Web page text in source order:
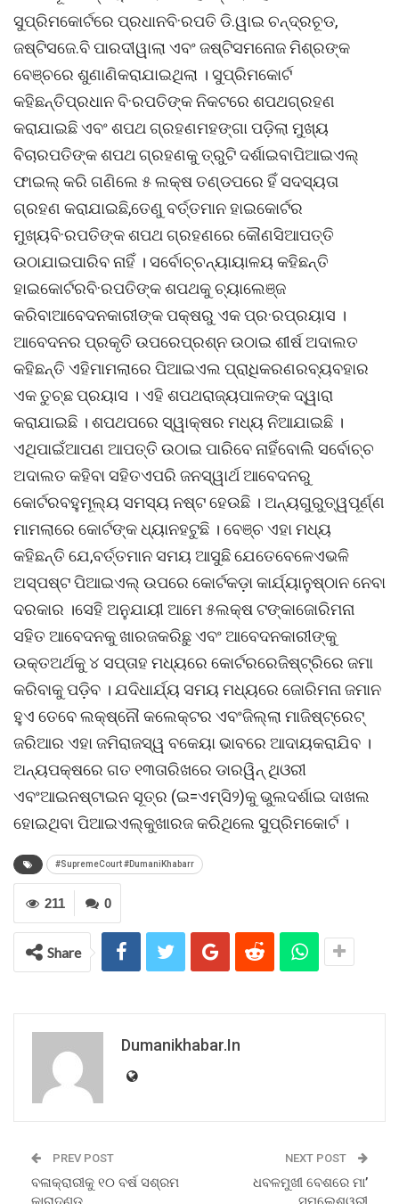
ସୁପ୍ରିମକୋର୍ଟରେ ପ୍ରଧାନବି·ରପତି ଡି.ୱାଇ ଚନ୍ଦ୍ରଚୂଡ,
ଜଷ୍ଟିସଜେ.ବି ପାରଦୀୱାଲା ଏବଂ ଜଷ୍ଟିସମନୋଜ ମିଶ୍ରଙ୍କ
ବେଞ୍ଚରେ ଶୁଣାଣିକରାଯାଇଥିଲା । ସୁପ୍ରିମକୋର୍ଟ
କହିଛନ୍ତିପ୍ରଧାନ ବି·ରପତିଙ୍କ ନିକଟରେ ଶପଥଗ୍ରହଣ
କରାଯାଇଛି ଏବଂ ଶପଥ ଗ୍ରହଣମହଙ୍ଗା ପଡ଼ିଲା ମୁଖ୍ୟ
ବିଚାରପତିଙ୍କ ଶପଥ ଗ୍ରହଣକୁ ତ୍ରୁଟି ଦର୍ଶାଇବାପିଆଇଏଲ୍
ଫାଇଲ୍ କରି ଗଣିଲେ ୫ ଲକ୍ଷ ତଣ୍ଡପରେ ହିଁ ସଦସ୍ୟତା
ଗ୍ରହଣ କରାଯାଇଛି,ତେଣୁ ବର୍ତ୍ତମାନ ହାଇକୋର୍ଟର
ମୁଖ୍ୟବି·ରପତିଙ୍କ ଶପଥ ଗ୍ରହଣରେ କୌଣସିଆପତ୍ତି
ଉଠାଯାଇପାରିବ ନାହିଁ । ସର୍ବୋଚ୍ଚନ୍ୟାୟାଳୟ କହିଛନ୍ତି
ହାଇକୋର୍ଟରବି·ରପତିଙ୍କ ଶପଥକୁ ଚ୍ୟାଲେଞ୍ଜ
କରିବାଆବେଦନକାରୀଙ୍କ ପକ୍ଷରୁ ଏକ ପ୍ର·ରପ୍ରୟାସ ।
ଆବେଦନର ପ୍ରକୃତି ଉପରେପ୍ରଶ୍ନ ଉଠାଇ ଶୀର୍ଷ ଅଦାଲତ
କହିଛନ୍ତି ଏହିମାମଲାରେ ପିଆଇଏଲ ପ୍ରାଧିକରଣରବ୍ୟବହାର
ଏକ ତୁଚ୍ଛ ପ୍ରୟାସ । ଏହି ଶପଥରାଜ୍ୟପାଳଙ୍କ ଦ୍ୱାରା
କରାଯାଇଛି । ଶପଥପରେ ସ୍ୱାକ୍ଷର ମଧ୍ୟ ନିଆଯାଇଛି ।
ଏଥିପାଇଁଆପଣ ଆପତ୍ତି ଉଠାଇ ପାରିବେ ନାହିଁବୋଲି ସର୍ବୋଚ୍ଚ
ଅଦାଲତ କହିବା ସହିତଏପରି ଜନସ୍ୱାର୍ଥ ଆବେଦନରୁ
କୋର୍ଟରବହୁମୂଲ୍ୟ ସମସ୍ୟ ନଷ୍ଟ ହେଉଛି । ଅନ୍ୟଗୁରୁତ୍ୱପୂର୍ଣ୍ଣ
ମାମଲାରେ କୋର୍ଟଙ୍କ ଧ୍ୟାନହଟୁଛି । ବେଞ୍ଚ ଏହା ମଧ୍ୟ
କହିଛନ୍ତି ଯେ,ବର୍ତ୍ତମାନ ସମୟ ଆସୁଛି ଯେତେବେଳେଏଭଳି
ଅସ୍ପଷ୍ଟ ପିଆଇଏଲ୍ ଉପରେ କୋର୍ଟକଡ଼ା କାର୍ଯ୍ୟାନୁଷ୍ଠାନ ନେବା
ଦରକାର ।ସେହି ଅନୁଯାୟୀ ଆମେ ୫ଲକ୍ଷ ଟଙ୍କାଜୋରିମନା
ସହିତ ଆବେଦନକୁ ଖାରଜକରିଛୁ ଏବଂ ଆବେଦନକାରୀଙ୍କୁ
ଉକ୍ତଅର୍ଥକୁ ୪ ସପ୍ତାହ ମଧ୍ୟରେ କୋର୍ଟରରେଜିଷ୍ଟ୍ରିରେ ଜମା
କରିବାକୁ ପଡ଼ିବ । ଯଦିଧାର୍ଯ୍ୟ ସମୟ ମଧ୍ୟରେ ଜୋରିମନା ଜମାନ
ହୁଏ ତେବେ ଲକ୍ଷ୍ନୌ କଲେକ୍ଟର ଏବଂଜିଲ୍ଲା ମାଜିଷ୍ଟ୍ରେଟ୍
ଜରିଆର ଏହା ଜମିରାଜସ୍ୱ ବକେୟା ଭାବରେ ଆଦାୟକରାଯିବ ।
ଅନ୍ୟପକ୍ଷରେ ଗତ ୧୩ତାରିଖରେ ଡାରୱିନ୍ ଥିଓରୀ
ଏବଂଆଇନଷ୍ଟାଇନ ସୂତ୍ର (ଇ=ଏମ୍ସି୨)କୁ ଭୁଲଦର୍ଶାଇ ଦାଖଲ
ହୋଇଥିବା ପିଆଇଏଲ୍କୁଖାରଜ କରିଥିଲେ ସୁପ୍ରିମକୋର୍ଟ ।
#SupremeCourt #DumaniKhabarr
0
211
Share
Dumanikhabar.in
PREV POST
ବଳାକ୍ରାରୀକୁ ୧୦ ବର୍ଷ ସଶ୍ରମ
NEXT POST
ଧବଳମୁଖୀ ବେଶରେ ମା’